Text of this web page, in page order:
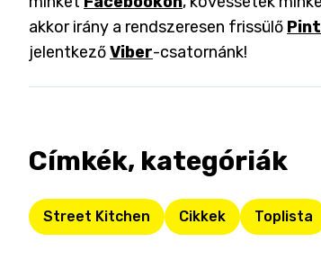
akkor irány a rendszeresen frissülő
jelentkezőViber-csatornánk!
Címkék, kategóriák
Street Kitchen Cikkek Toplista